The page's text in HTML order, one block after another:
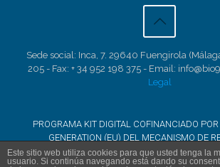
Sede social: Inca, 7. 29640 Fuengirola
205 - Fax: + 34 952 198 375 - Email:
Legal
PROGRAMA KIT DIGITAL COFINANCIADO
GENERATION (EU) DEL MECANISMO DE
RESILENCIA
Este sitio web utiliza cookies para que usted tenga la
usuario. Si continúa navegando está dando su